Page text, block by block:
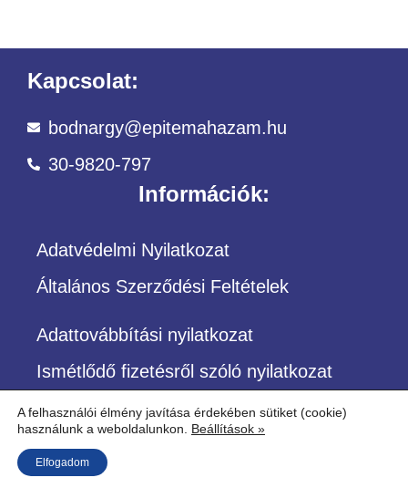
Kapcsolat:
bodnargy@epitemahazam.hu
30-9820-797
Információk:
Adatvédelmi Nyilatkozat
Általános Szerződési Feltételek
Adattovábbítási nyilatkozat
Ismétlődő fizetésről szóló nyilatkozat
©Copyright – Minden jog fenntartva
A felhasználói élmény javítása érdekében sütiket (cookie)
használunk a weboldalunkon. Beállítások »
Elfogadom